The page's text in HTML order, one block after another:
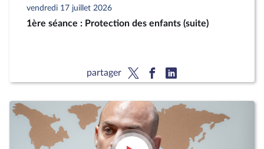
vendredi 17 juillet 2026
1ère séance : Protection des enfants (suite)
partager